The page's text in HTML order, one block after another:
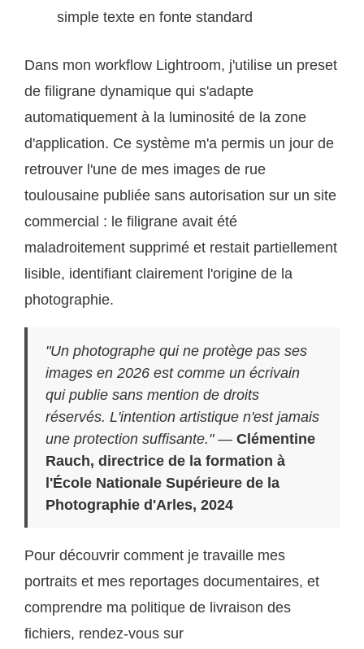
simple texte en fonte standard
Dans mon workflow Lightroom, j'utilise un preset
de filigrane dynamique qui s'adapte
automatiquement à la luminosité de la zone
d'application. Ce système m'a permis un jour de
retrouver l'une de mes images de rue
toulousaine publiée sans autorisation sur un site
commercial : le filigrane avait été
maladroitement supprimé et restait partiellement
lisible, identifiant clairement l'origine de la
photographie.
"Un photographe qui ne protège pas ses
images en 2026 est comme un écrivain
qui publie sans mention de droits
réservés. L'intention artistique n'est jamais
une protection suffisante."—Clémentine
Rauch, directrice de la formation à
l'École Nationale Supérieure de la
Photographie d'Arles, 2024
Pour découvrir comment je travaille mes
portraits et mes reportages documentaires, et
comprendre ma politique de livraison des
fichiers, rendez-vous sur